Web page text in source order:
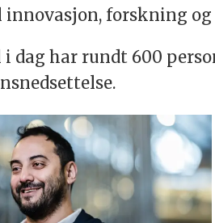
innovasjon, forskning
i dag har rundt 600